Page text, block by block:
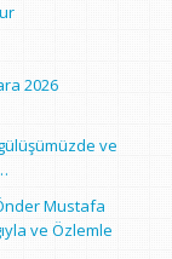
2026
ve
Mustafa
ve Özlemle